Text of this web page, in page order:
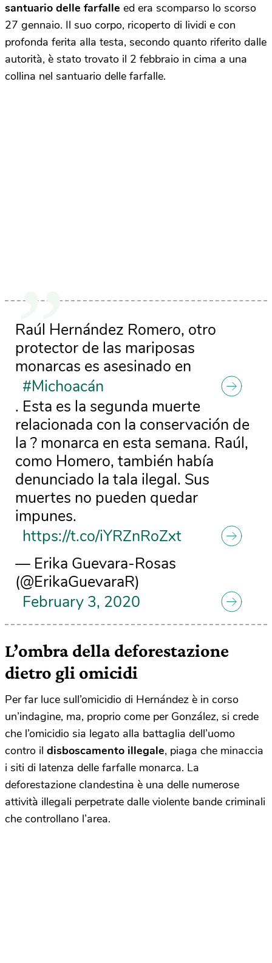
santuario delle farfalle ed era scomparso lo scorso
27 gennaio. Il suo corpo, ricoperto di lividi e con
profonda ferita alla testa, secondo quanto riferito dalle
autorità, è stato trovato il 2 febbraio in cima a una
collina nel santuario delle farfalle.
Raúl Hernández Romero, otro
protector de las mariposas
monarcas es asesinado en
#Michoacán
. Esta es la segunda muerte
relacionada con la conservación de
la ? monarca en esta semana. Raúl,
como Homero, también había
denunciado la tala ilegal. Sus
muertes no pueden quedar
impunes.
https://t.co/iYRZnRoZxt
— Erika Guevara-Rosas
(@ErikaGuevaraR)
February 3, 2020
L’ombra della deforestazione
dietro gli omicidi
Per far luce sull’omicidio di Hernández è in corso
un’indagine, ma, proprio come per González, si crede
che l’omicidio sia legato alla battaglia dell’uomo
contro il disboscamento illegale, piaga che minaccia
i siti di latenza delle farfalle monarca. La
deforestazione clandestina è una delle numerose
attività illegali perpetrate dalle violente bande criminali
che controllano l’area.